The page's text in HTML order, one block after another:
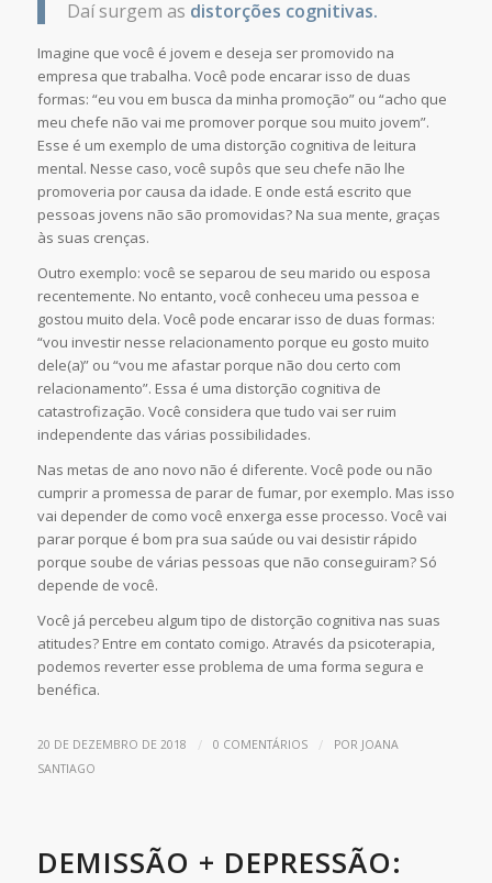
Daí surgem as distorções cognitivas.
Imagine que você é jovem e deseja ser promovido na
empresa que trabalha. Você pode encarar isso de duas
formas: “eu vou em busca da minha promoção” ou “acho que
meu chefe não vai me promover porque sou muito jovem”.
Esse é um exemplo de uma distorção cognitiva de leitura
mental. Nesse caso, você supôs que seu chefe não lhe
promoveria por causa da idade. E onde está escrito que
pessoas jovens não são promovidas? Na sua mente, graças
às suas crenças.
Outro exemplo: você se separou de seu marido ou esposa
recentemente. No entanto, você conheceu uma pessoa e
gostou muito dela. Você pode encarar isso de duas formas:
“vou investir nesse relacionamento porque eu gosto muito
dele(a)” ou “vou me afastar porque não dou certo com
relacionamento”. Essa é uma distorção cognitiva de
catastrofização. Você considera que tudo vai ser ruim
independente das várias possibilidades.
Nas metas de ano novo não é diferente. Você pode ou não
cumprir a promessa de parar de fumar, por exemplo. Mas isso
vai depender de como você enxerga esse processo. Você vai
parar porque é bom pra sua saúde ou vai desistir rápido
porque soube de várias pessoas que não conseguiram? Só
depende de você.
Você já percebeu algum tipo de distorção cognitiva nas suas
atitudes? Entre em contato comigo. Através da psicoterapia,
podemos reverter esse problema de uma forma segura e
benéfica.
20 DE DEZEMBRO DE 2018 / 0 COMENTÁRIOS / POR JOANA
SANTIAGO
DEMISSÃO + DEPRESSÃO: